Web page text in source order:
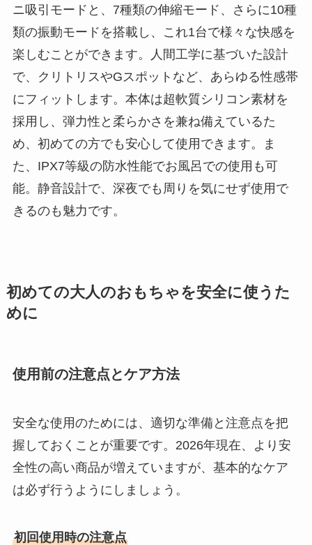
ニ吸引モードと、7種類の伸縮モード、さらに10種
類の振動モードを搭載し、これ1台で様々な快感を
楽しむことができます。人間工学に基づいた設計
で、クリトリスやGスポットなど、あらゆる性感帯
にフィットします。本体は超軟質シリコン素材を
採用し、弾力性と柔らかさを兼ね備えているた
め、初めての方でも安心して使用できます。ま
た、IPX7等級の防水性能でお風呂での使用も可
能。静音設計で、深夜でも周りを気にせず使用で
きるのも魅力です。
初めての大人のおもちゃを安全に使うた
めに
使用前の注意点とケア方法
安全な使用のためには、適切な準備と注意点を把
握しておくことが重要です。2026年現在、より安
全性の高い商品が増えていますが、基本的なケア
は必ず行うようにしましょう。
初回使用時の注意点